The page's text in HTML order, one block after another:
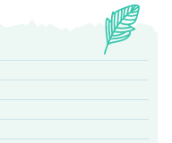
leg je de boot
je zo aan voor een
een onvergetelijk